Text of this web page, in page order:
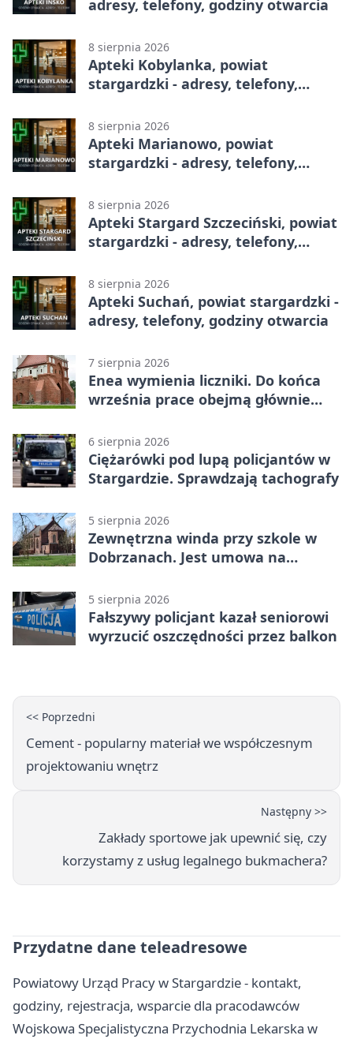
adresy, telefony, godziny otwarcia
8 sierpnia 2026
Apteki Kobylanka, powiat
stargardzki - adresy, telefony,
8 sierpnia 2026
Apteki Marianowo, powiat
stargardzki - adresy, telefony,
8 sierpnia 2026
Apteki Stargard Szczeciński, powiat
stargardzki - adresy, telefony,
8 sierpnia 2026
Apteki Suchań, powiat stargardzki -
adresy, telefony, godziny otwarcia
7 sierpnia 2026
Enea wymienia liczniki. Do końca
września prace obejmą głównie
6 sierpnia 2026
Ciężarówki pod lupą policjantów w
Stargardzie. Sprawdzają tachografy
5 sierpnia 2026
Zewnętrzna winda przy szkole w
Dobrzanach. Jest umowa na
5 sierpnia 2026
Fałszywy policjant kazał seniorowi
wyrzucić oszczędności przez balkon
<< Poprzedni
Cement - popularny materiał we współczesnym
projektowaniu wnętrz
Następny >>
Zakłady sportowe jak upewnić się, czy
korzystamy z usług legalnego bukmachera?
Przydatne dane teleadresowe
Powiatowy Urząd Pracy w Stargardzie - kontakt,
godziny, rejestracja, wsparcie dla pracodawców
Wojskowa Specjalistyczna Przychodnia Lekarska w